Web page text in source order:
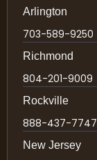
Arlington
703-589-9250
Richmond
804-201-9009
Rockville
888-437-7747
New Jersey